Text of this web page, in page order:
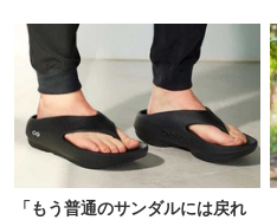
「もう普通のサンダルには戻れ